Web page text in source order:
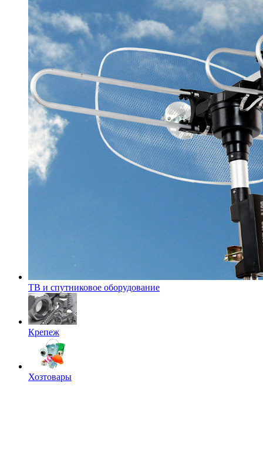
ТВ и спутниковое оборудование
Крепеж
Хозтовары